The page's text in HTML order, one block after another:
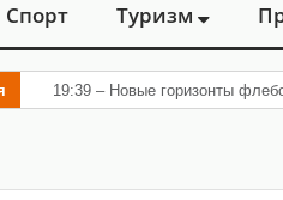
Спорт Туризм
19:39 – Новые горизонты